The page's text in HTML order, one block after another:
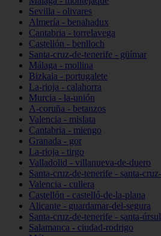
Sevilla - olivares
Almería - benahadux
Cantabria - torrelavega
Castellón - benlloch
Santa-cruz-de-tenerife - güímar
Málaga - mollina
Bizkaia - portugalete
La-rioja - calahorra
Murcia - la-unión
A-coruña - betanzos
Valencia - mislata
Cantabria - miengo
Granada - gor
La-rioja - tirgo
Valladolid - villanueva-de-duero
Santa-cruz-de-tenerife - santa-
Valencia - cullera
Castellón - castelló-de-la-plana
Alicante - guardamar-del-segura
Santa-cruz-de-tenerife - santa-
Salamanca - ciudad-rodrigo